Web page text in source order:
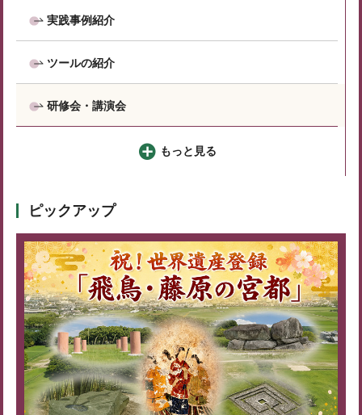
実践事例紹介
ツールの紹介
研修会・講演会
もっと見る
ピックアップ